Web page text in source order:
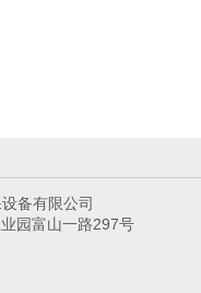
备有限公司
园富山一路297号